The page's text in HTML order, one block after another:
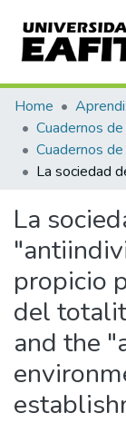
Communities &
All of DSpace
Statistics
Home
La
propicio
del
and the